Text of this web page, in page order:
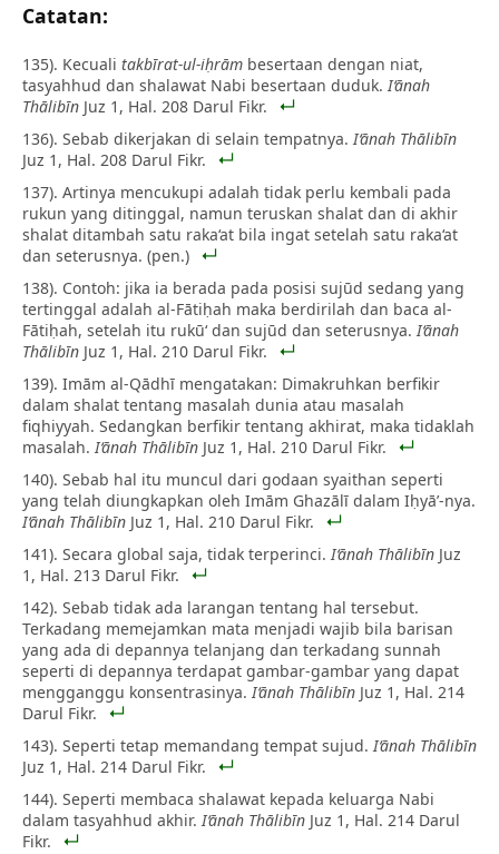
Catatan:
135). Kecuali takbīrat-ul-iḥrām besertaan dengan niat,
tasyahhud dan shalawat Nabi besertaan duduk.I‘ānah
Thālibīn Juz 1, Hal. 208 Darul Fikr.
136). Sebab dikerjakan di selain tempatnya.I‘ānah Thālibīn
Juz 1, Hal. 208 Darul Fikr.
137). Artinya mencukupi adalah tidak perlu kembali pada
rukun yang ditinggal, namun teruskan shalat dan di akhir
shalat ditambah satu raka‘at bila ingat setelah satu raka‘at
dan seterusnya. (pen.)
138). Contoh: jika ia berada pada posisi sujūd sedang yang
tertinggal adalah al-Fātiḥah maka berdirilah dan baca al-
Fātiḥah, setelah itu rukū‘ dan sujūd dan seterusnya.I‘ānah
Thālibīn Juz 1, Hal. 210 Darul Fikr.
139). Imām al-Qādhī mengatakan: Dimakruhkan berfikir
dalam shalat tentang masalah dunia atau masalah
fiqhiyyah. Sedangkan berfikir tentang akhirat, maka tidaklah
masalah.I‘ānah Thālibīn Juz 1, Hal. 210 Darul Fikr.
140). Sebab hal itu muncul dari godaan syaithan seperti
yang telah diungkapkan oleh Imām Ghazālī dalam Iḥyā’-nya.
I‘ānah Thālibīn Juz 1, Hal. 210 Darul Fikr.
141). Secara global saja, tidak terperinci.I‘ānah Thālibīn Juz
1, Hal. 213 Darul Fikr.
142). Sebab tidak ada larangan tentang hal tersebut.
Terkadang memejamkan mata menjadi wajib bila barisan
yang ada di depannya telanjang dan terkadang sunnah
seperti di depannya terdapat gambar-gambar yang dapat
mengganggu konsentrasinya.I‘ānah Thālibīn Juz 1, Hal. 214
Darul Fikr.
143). Seperti tetap memandang tempat sujud.I‘ānah Thālibīn
Juz 1, Hal. 214 Darul Fikr.
144). Seperti membaca shalawat kepada keluarga Nabi
dalam tasyahhud akhir.I‘ānah Thālibīn Juz 1, Hal. 214 Darul
Fikr.